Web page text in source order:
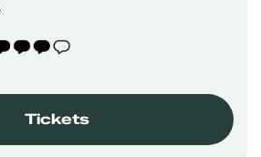
3
Tickets